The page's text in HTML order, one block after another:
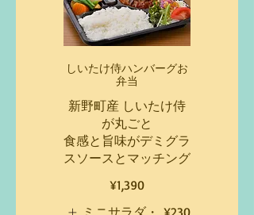
しいたけ侍ハンバーグお
弁当
新野町産 しいたけ侍
が丸ごと
食感と旨味がデミグラ
スソースとマッチング
¥1,390